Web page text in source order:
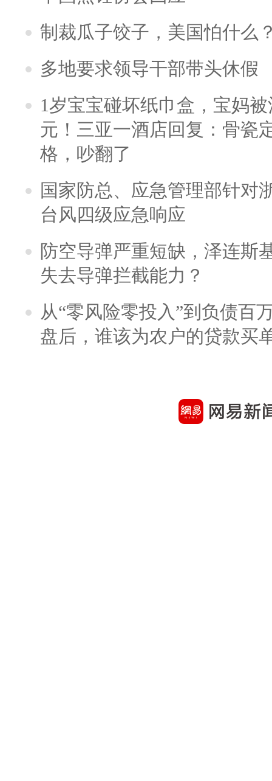
制裁瓜子饺子，美国怕什么
多地要求领导干部带头休假
1岁宝宝碰坏纸巾盒，宝妈
元！三亚一酒店回复：骨瓷
格，吵翻了
国家防总、应急管理部针对
台风四级应急响应
防空导弹严重短缺，泽连斯
失去导弹拦截能力？
从“零风险零投入”到负债百
盘后，谁该为农户的贷款买